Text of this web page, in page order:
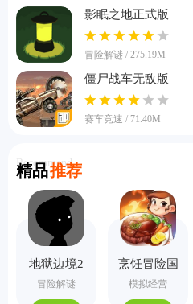
影眠之地正式版
冒险解谜 / 275.19M
僵尸战车无敌版
赛车竞速 / 71.40M
精品推荐
Recommend
地狱边境2
手机版
冒险解谜
烹饪冒险国
际服
模拟经营